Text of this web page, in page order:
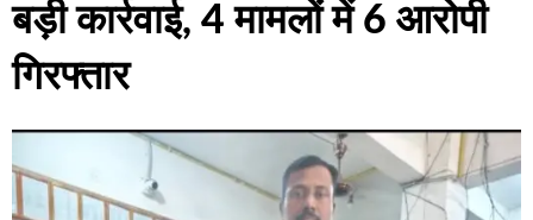
बड़ी कार्रवाई, 4 मामलों में 6 आरोपी
गिरफ्तार